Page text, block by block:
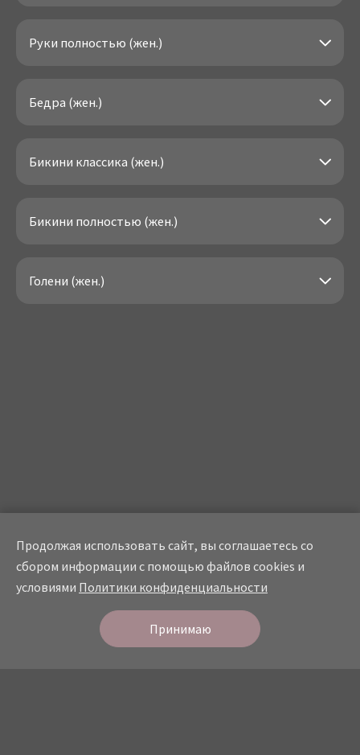
Руки полностью (жен.)
Бедра (жен.)
Бикини классика (жен.)
Бикини полностью (жен.)
Голени (жен.)
СТУДИЯ КРАСОТЫ
Продолжая использовать сайт, вы соглашаетесь со
сбором информации с помощью файлов cookies и
условиями Политики конфиденциальности
Принимаю